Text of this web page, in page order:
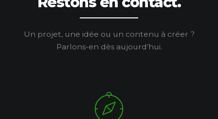
Un projet, une idée ou un contenu à créer ?
Parlons-en dès aujourd’hui.